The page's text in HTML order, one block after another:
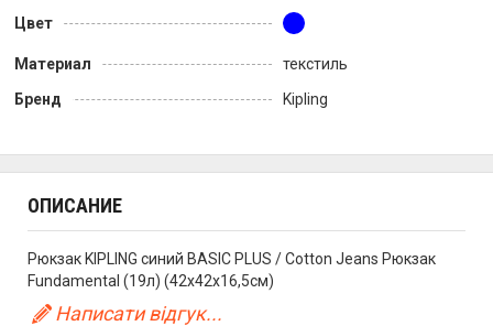
Цвет
Материал
текстиль
Бренд
Kipling
ОПИСАНИЕ
Рюкзак KIPLING синий BASIC PLUS / Cotton Jeans Рюкзак
Fundamental (19л) (42x42x16,5см)
Написати відгук...